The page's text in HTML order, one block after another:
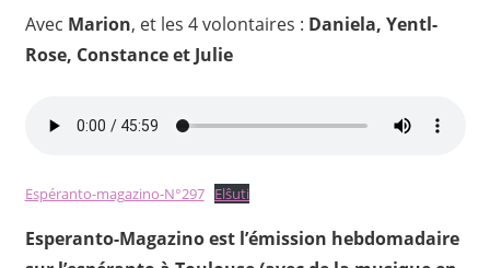
Avec Marion, et les 4 volontaires : Daniela, Yentl-
Rose, Constance et Julie
Espéranto-magazino-N°297 Elŝuti
Esperanto-Magazino est l’émission hebdomadaire